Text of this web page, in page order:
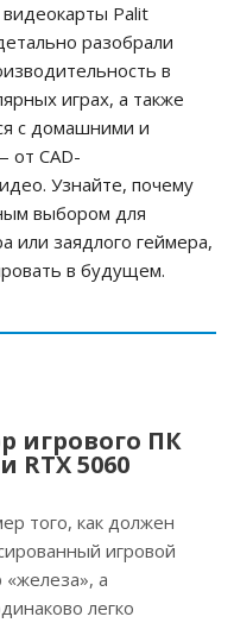
Palit
разобрали
в
играх, а также
с домашними и
от CAD-
Узнайте, почему
выбором для
или заядлого геймера,
в будущем.
игрового ПК
RTX 5060
того, как должен
игровой
а
легко